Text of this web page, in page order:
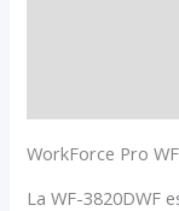
WorkForce Pro
La WF-3820DWF